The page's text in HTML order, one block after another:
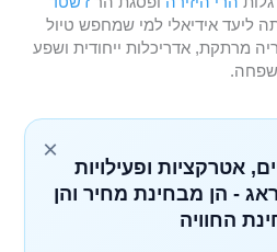
ליעד אידיאלי למי שמחפש טיול
מרתקת, אדריכלות ייחודית ושפע
×
אטרקציות ופעילויות
- הן מבחינת מחיר והן
החוויה